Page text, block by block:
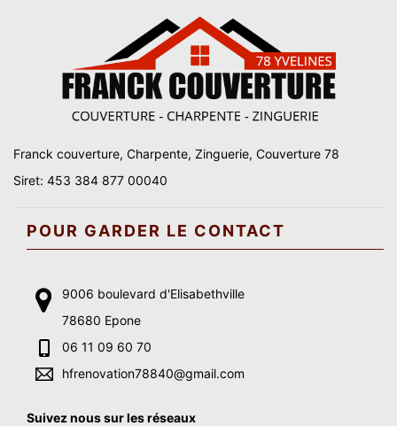
Franck couverture, Charpente, Zinguerie, Couverture 78
Siret: 453 384 877 00040
POUR GARDER LE CONTACT
9006 boulevard d'Elisabethville
78680 Epone
06 11 09 60 70
hfrenovation78840@gmail.com
Suivez nous sur les réseaux